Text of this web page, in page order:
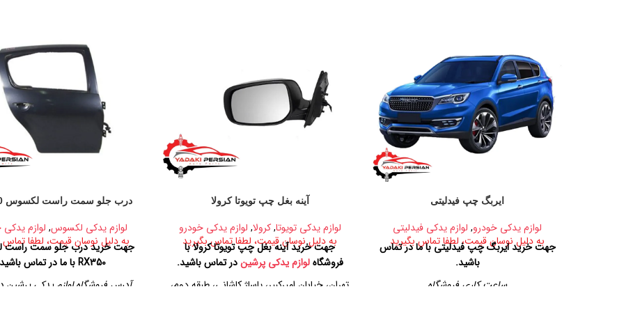
ایربگ چپ فیدلیتی
لوازم یدکی خودرو, لوازم یدکی فیدلیتی
به دلیل نوسان قیمت، لطفا تماس بگیرید
جهت خرید ایربگ چپ فیدلیتی با ما در تماس
باشید.
ساعت کاری فروشگاه
آینه بغل چپ تویوتا کرولا
لوازم یدکی تویوتا,کرولا, لوازم یدکی خودرو
به دلیل نوسان قیمت، لطفا تماس بگیرید
جهت خرید آینه بغل چپ تویوتا کرولا با
فروشگاهلوازم یدکی پرشیندر تماس باشید.
تهران، خیابان امیرکبیر، پاساژ کاشانی، طبقه دوم،
درب جلو سمت راست لکسوس RX350
لوازم یدکی لکسوس, لوازم
به دلیل نوسان قیمت، لطفا تماس
جهت خرید درب جلو سمت
RX350 با ما در تماس باشید
آدرس فروشگاه لوازم یدکی پرشین